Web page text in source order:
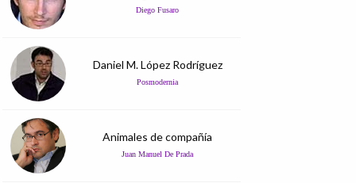
Diego Fusaro
Daniel M. López Rodríguez
Posmodernia
Animales de compañía
Juan Manuel De Prada